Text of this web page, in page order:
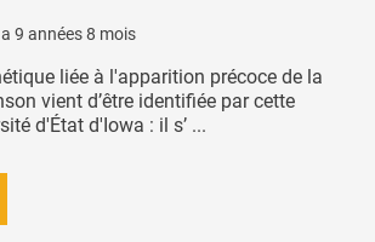
9 années 8 mois
liée à l'apparition précoce de la
vient d’être identifiée par cette
d'État d'Iowa : il s’ ...